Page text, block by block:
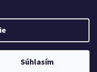
Súhlasím
. Všetky práva vyhradené.